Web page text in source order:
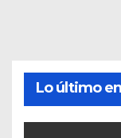
Lo último